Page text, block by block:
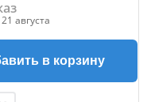
августа
в корзину